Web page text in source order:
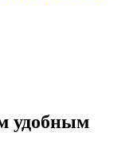
удобным